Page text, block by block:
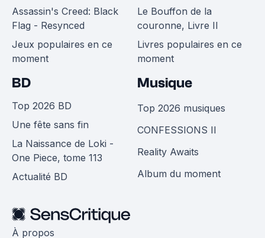
Assassin's Creed: Black
Flag - Resynced
Jeux populaires en ce
moment
Le Bouffon de la
couronne, Livre II
Livres populaires en ce
moment
BD
Top 2026 BD
Une fête sans fin
La Naissance de Loki -
One Piece, tome 113
Actualité BD
Musique
Top 2026 musiques
CONFESSIONS II
Reality Awaits
Album du moment
À propos